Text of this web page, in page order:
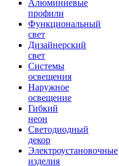
Алюминиевые
профили
Функциональный
свет
Дизайнерский
свет
Системы
освещения
Наружное
освещение
Гибкий
неон
Светодиодный
декор
Электроустановочные
изделия